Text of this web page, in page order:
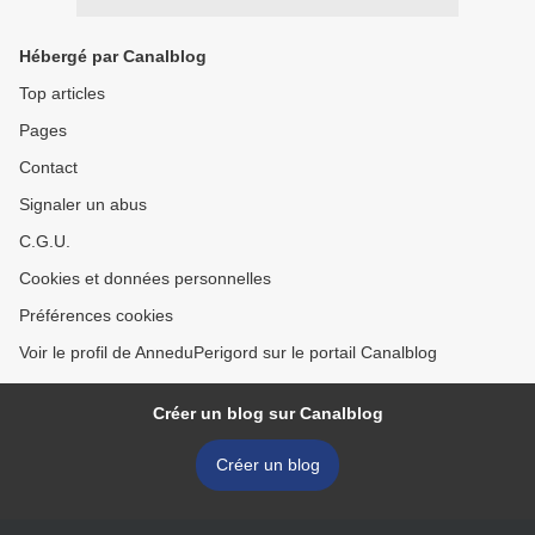
Hébergé par Canalblog
Top articles
Pages
Contact
Signaler un abus
C.G.U.
Cookies et données personnelles
Préférences cookies
Voir le profil de AnneduPerigord sur le portail Canalblog
Créer un blog sur Canalblog
Créer un blog